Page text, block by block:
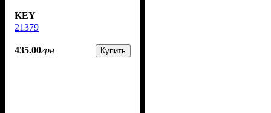
KEY
21379
435.00грн Купить